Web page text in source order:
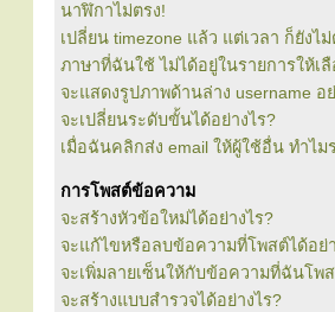
นาฬิกาไม่ตรง!
เปลี่ยน timezone แล้ว แต่เวลา ก็ยังไม่
ภาษาที่ฉันใช้ ไม่ได้อยู่ในรายการให้เลื
จะแสดงรูปภาพด้านล่าง username อ
จะเปลี่ยนระดับขั้นได้อย่างไร?
เมื่อฉันคลิกส่ง email ให้ผู้ใช้อื่น ทำไ
การโพสต์ข้อความ
จะสร้างหัวข้อใหม่ได้อย่างไร?
จะแก้ไขหรือลบข้อความที่โพสต์ได้อย่
จะเพิ่มลายเซ็นให้กับข้อความที่ฉันโพ
จะสร้างแบบสำรวจได้อย่างไร?